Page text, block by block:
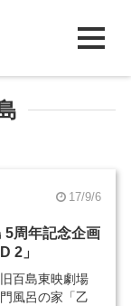
17/9/6
5周年記念企画
2」
百島東映劇場
風呂の家「乙